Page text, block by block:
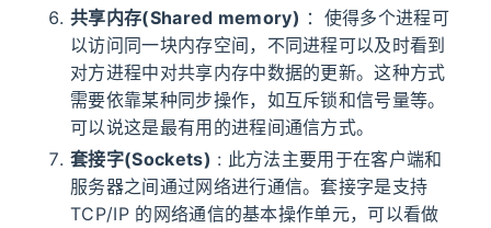
共享内存(Shared memory) ：使得多个进程可
以访问同一块内存空间，不同进程可以及时看到
对方进程中对共享内存中数据的更新。这种方式
需要依靠某种同步操作，如互斥锁和信号量等。
可以说这是最有用的进程间通信方式。
套接字(Sockets) : 此方法主要用于在客户端和
服务器之间通过网络进行通信。套接字是支持
TCP/IP 的网络通信的基本操作单元，可以看做